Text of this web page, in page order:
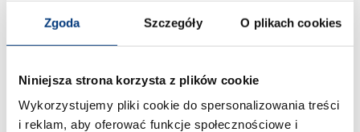
Zgoda Szczegóły O plikach cookies
Niniejsza strona korzysta z plików cookie
Wykorzystujemy pliki cookie do spersonalizowania treści
i reklam, aby oferować funkcje społecznościowe i
ze szczegółami rekrutacji: